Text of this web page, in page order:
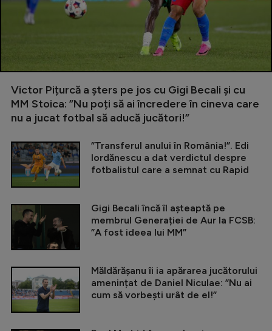
Victor Pițurcă a șters pe jos cu Gigi Becali și cu
MM Stoica: ”Nu poți să ai încredere în cineva care
nu a jucat fotbal să aducă jucători!”
”Transferul anului în România!”. Edi
Iordănescu a dat verdictul despre
fotbalistul care a semnat cu Rapid
Gigi Becali încă îl așteaptă pe
membrul Generației de Aur la FCSB:
”A fost ideea lui MM”
Măldărășanu îi ia apărarea jucătorului
amenințat de Daniel Niculae: ”Nu ai
cum să vorbești urât de el!”